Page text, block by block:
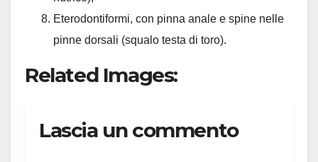
Eterodontiformi, con pinna anale e spine nelle
pinne dorsali (squalo testa di toro).
Related Images:
Lascia un commento